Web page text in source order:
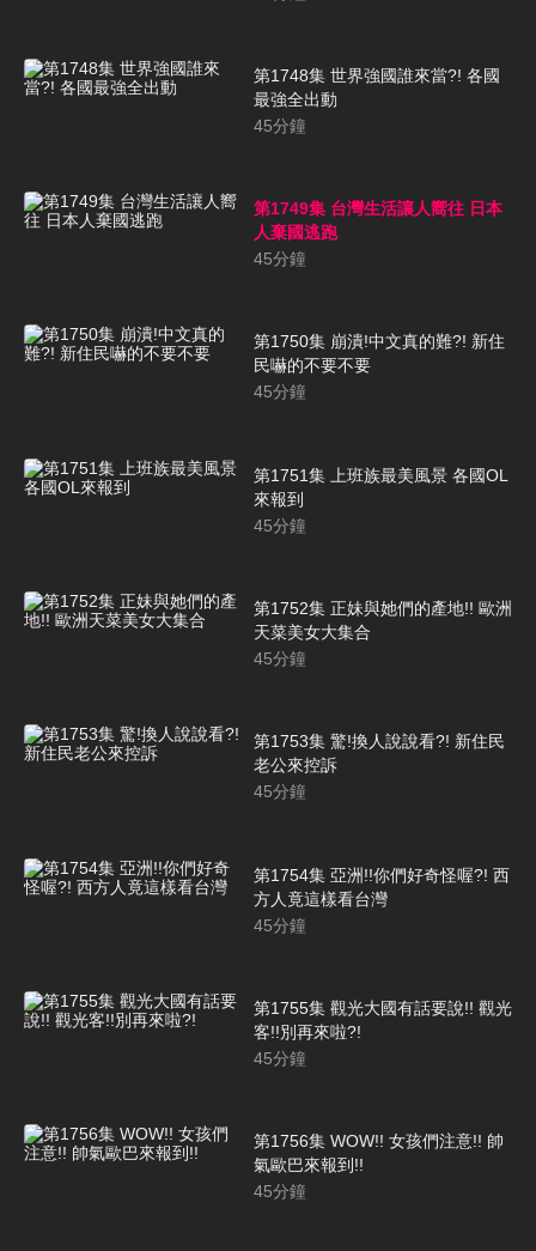
第1748集 世界強國誰來當?! 各國
最強全出動
45分鐘
第1749集 台灣生活讓人嚮往 日本
人棄國逃跑
45分鐘
第1750集 崩潰!中文真的難?! 新住
民嚇的不要不要
45分鐘
第1751集 上班族最美風景 各國OL
來報到
45分鐘
第1752集 正妹與她們的產地!! 歐洲
天菜美女大集合
45分鐘
第1753集 驚!換人說說看?! 新住民
老公來控訴
45分鐘
第1754集 亞洲!!你們好奇怪喔?! 西
方人竟這樣看台灣
45分鐘
第1755集 觀光大國有話要說!! 觀光
客!!別再來啦?!
45分鐘
第1756集 WOW!! 女孩們注意!! 帥
氣歐巴來報到!!
45分鐘